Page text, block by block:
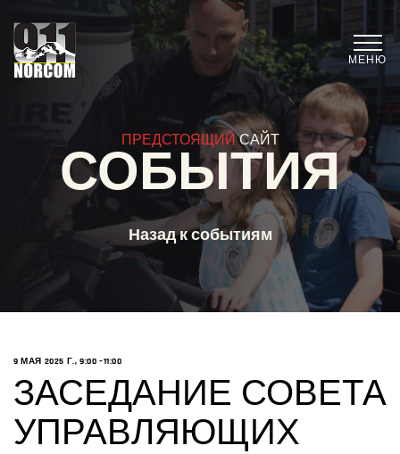
МЕНЮ
ПРЕДСТОЯЩИЙСАЙТ
СОБЫТИЯ
Назад к событиям
9 МАЯ 2025 Г., 9:00 –11:00
ЗАСЕДАНИЕ СОВЕТА
УПРАВЛЯЮЩИХ